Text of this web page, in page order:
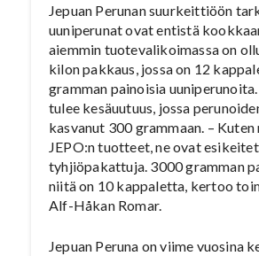
Jepuan Perunan suurkeittiöön
uuniperunat ovat entistä
aiemmin tuotevalikoimassa on
kilon pakkaus, jossa on 12
gramman painoisia
tulee kesäuutuus, jossa
kasvanut 300 grammaan. –
JEPO:n tuotteet, ne ovat
tyhjiöpakattuja. 3000 gramman
niitä on 10 kappaletta, kertoo
Alf-Håkan Romar.
Jepuan Peruna on viime vuosina